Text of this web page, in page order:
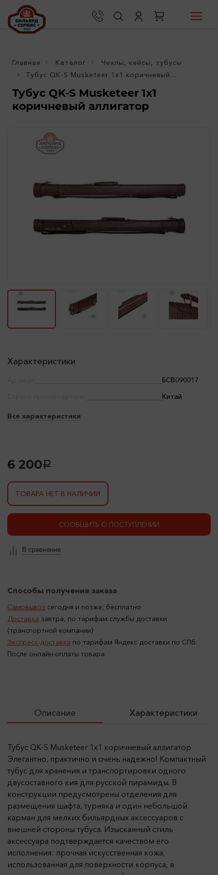
Главная Каталог
Чехлы, кейсы, тубусы
Тубус QK-S Musketeer 1x1 коричневый...
Тубус QK-S Musketeer 1x1
коричневый аллигатор
Характеристики
БСВ090017
Китай
Все характеристики
6 200a
ТОВАРА НЕТ В НАЛИЧИИ
СООБЩИТЬ О ПОСТУПЛЕНИИ
В сравнение
Способы получения заказа
Самовывоз сегодня и позже, бесплатно
Доставка завтра, по тарифам службы доставки
(транспортной компании)
Экспресс-доставка по тарифам Яндекс доставки по СПб.
После онлайн-оплаты товара
Описание Характеристики
Тубус QK-S Musketeer 1x1 коричневый аллигатор
Элегантно, практично и очень надежно! Компактный
тубус для хранения и транспортировки одного
двусоставного кия для русской пирамиды. В
конструкции предусмотрены отделения для
размещения шафта, турняка и один небольшой
карман для мелких бильярдных аксессуаров с
внешней стороны тубуса. Изысканный стиль
аксессуара подтверждается качеством его
исполнения: прочная искусственная кожа,
использованная для поверхности корпуса, в